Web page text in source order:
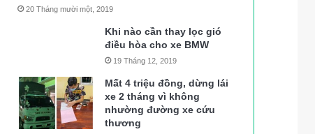
20 Tháng mười một, 2019
Khi nào cần thay lọc gió
điều hòa cho xe BMW
19 Tháng 12, 2019
Mất 4 triệu đồng, dừng lái
xe 2 tháng vì không
nhường đường xe cứu
thương